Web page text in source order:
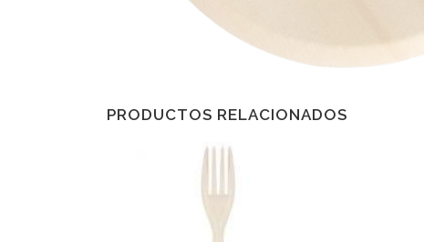
PRODUCTOS RELACIONADOS